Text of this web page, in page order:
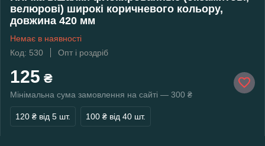
велюрові) широкі коричневого кольору,
довжина 420 мм
Немає в наявності
Код: 530
Опт і роздріб
125 ₴
Мінімальна сума замовлення на сайті — 300 ₴
120 ₴ від 5 шт. 100 ₴ від 40 шт.